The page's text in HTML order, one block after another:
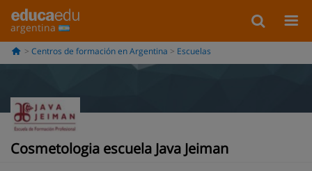
argentina
Centros de formación en Argentina Escuelas
Cosmetologia escuela Java Jeiman
Información
Opiniones